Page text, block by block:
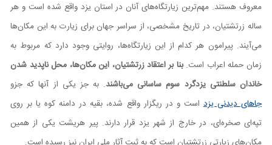
معروف هستند. مهم‌ترین زیارتگاه‌های آنان در استان یزد واقع شده است و هر
ساله زرتشتیان، در تاریخ مشخصی، از سراسر جهان برای زیارت به این مکان‌ها
می‌آیند. پیرامون هر کدام از این زیارتگاه‌ها، روایتی وجود دارد که مربوط به
زمان حمله اعراب است.بنا بر اعتقاد زرتشتیان، این مکان‌ها، محل ناپدید شدن
خاندان سلطنتی یزدگرد سوم ساسانی می‌باشند. به جز یکی از آنها که جزو
جاهای دیدنی یزداست و در ریگزار واقع شده، بقیه در دامنه کوه یا بر روی
تپه‌ای صخره‌ای، در خارج از شهر یزد قرار دارند. پیر هریشت یکی از همین